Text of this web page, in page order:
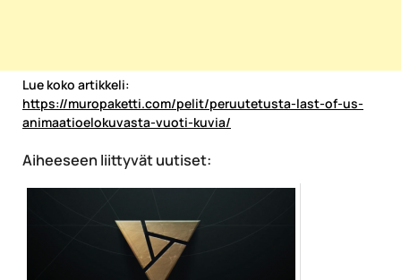
Lue koko artikkeli:
https://muropaketti.com/pelit/peruutetusta-last-of-us-
animaatioelokuvasta-vuoti-kuvia/
Aiheeseen liittyvät uutiset: